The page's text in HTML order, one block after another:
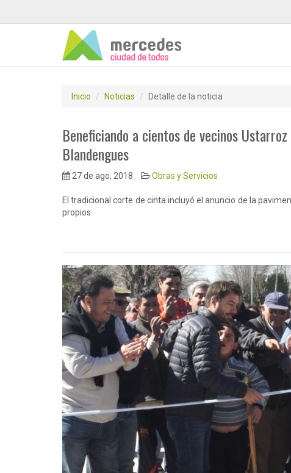
Inicio Noticias Detalle de la noticia
Beneficiando a cientos de vecinos
Blandengues
27 de ago, 2018 Obras y Servicios
El tradicional corte de cinta incluyó el anuncio de la
propios.